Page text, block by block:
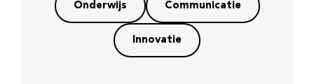
Onderwijs Communicatie
Innovatie